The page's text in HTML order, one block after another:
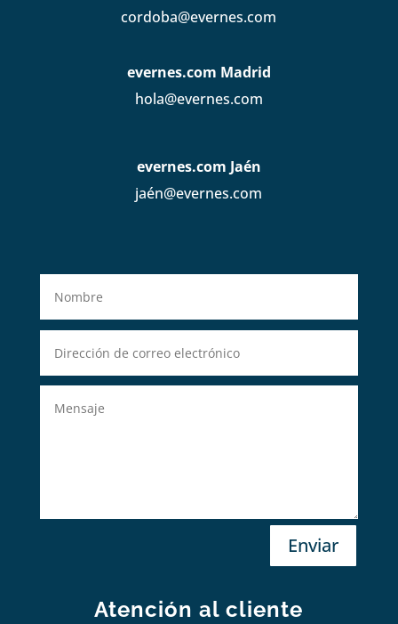
cordoba@evernes.com
evernes.com Madrid
hola@evernes.com
evernes.com Jaén
jaén@evernes.com
Enviar
Atención al cliente